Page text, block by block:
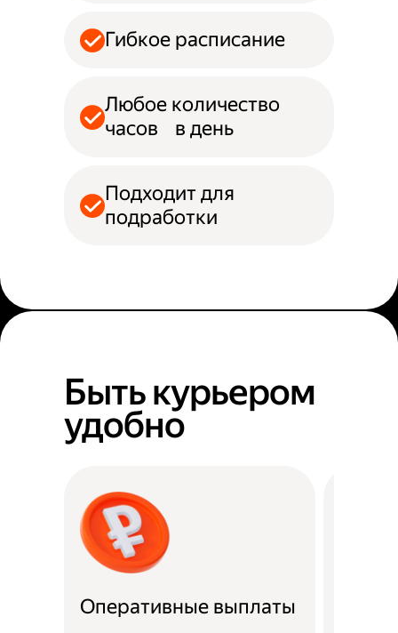
Гибкое расписание
Любое количество
часов в день
Подходит для
подработки
Быть курьером
удобно
Оперативные выплаты